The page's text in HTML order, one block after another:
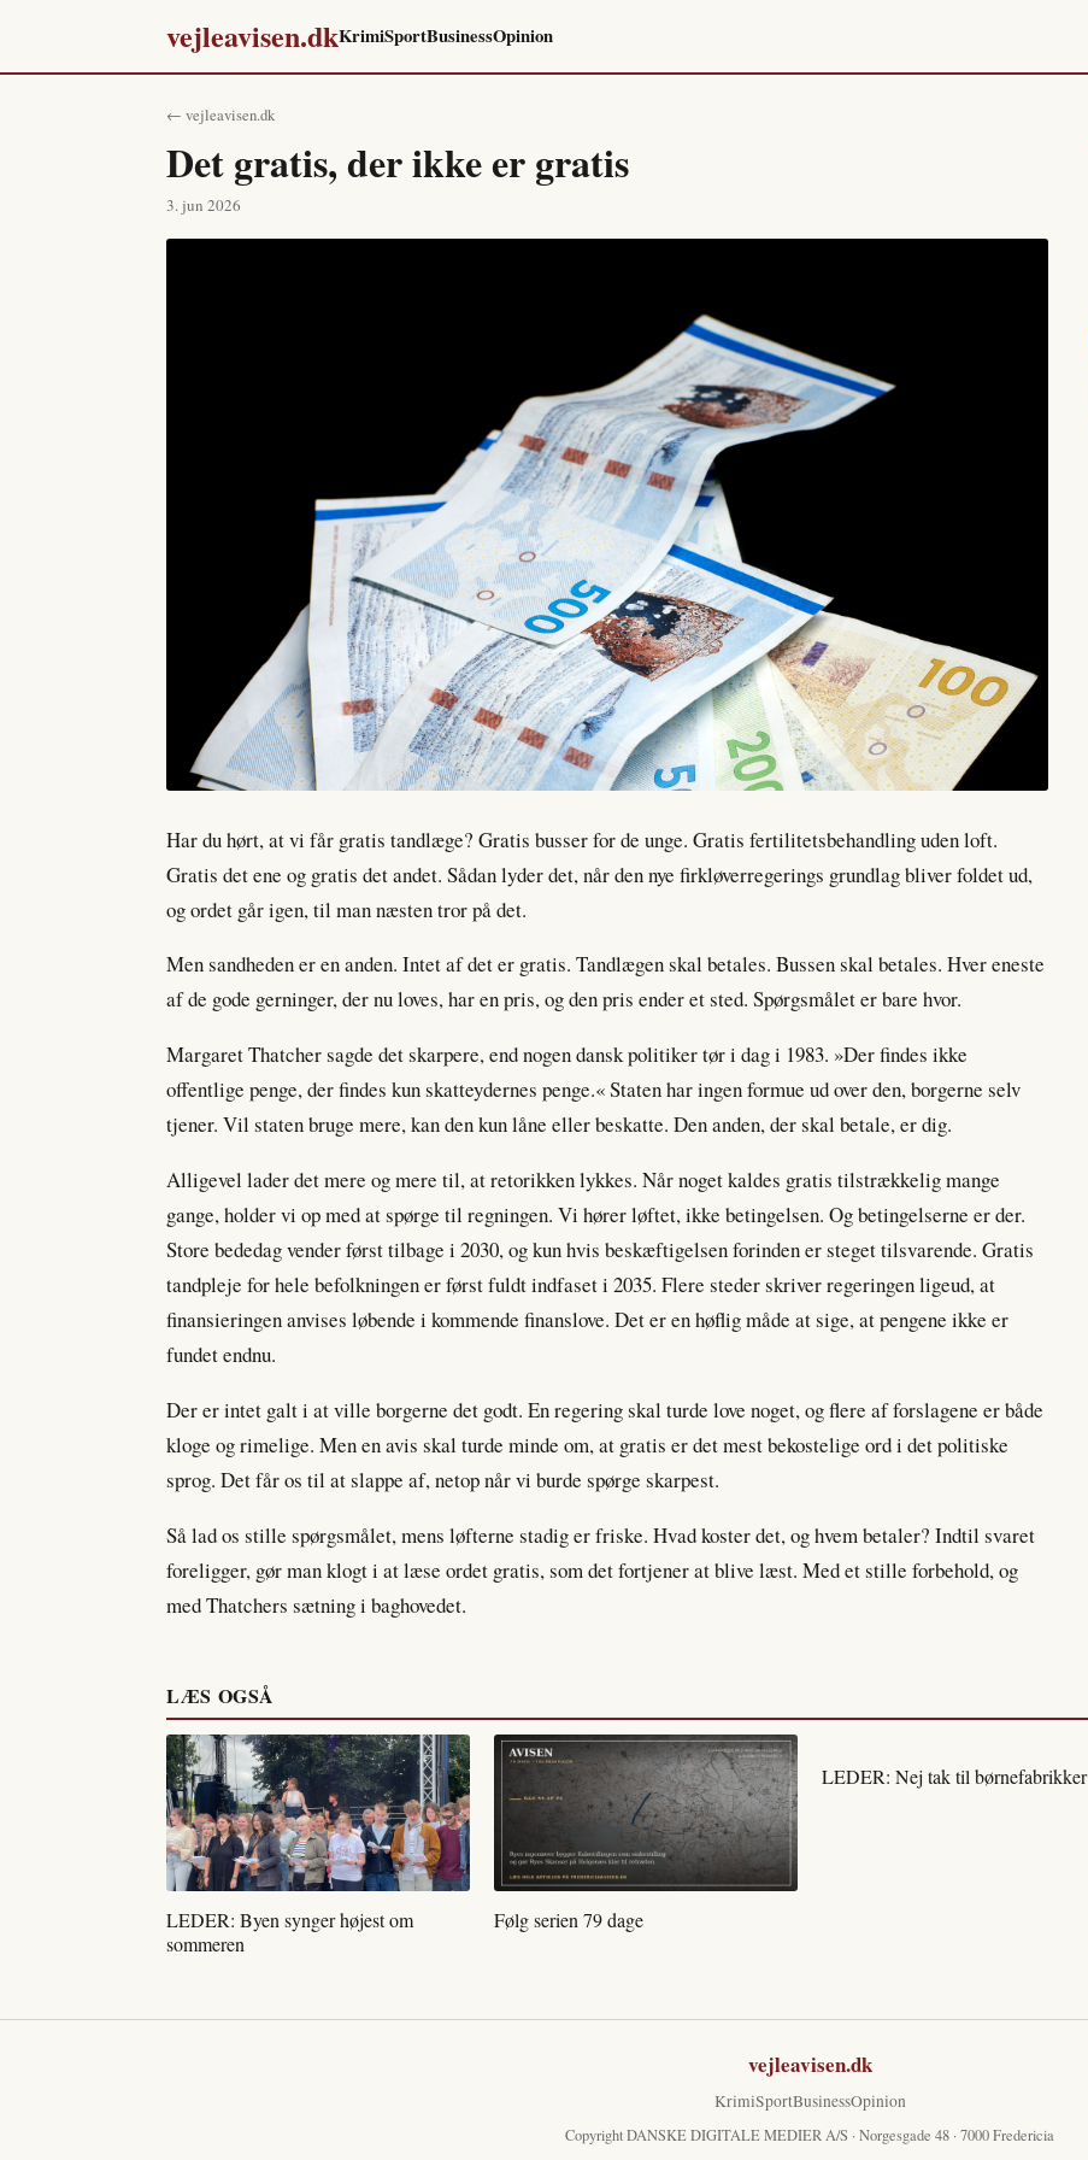
vejleavisen.dkKrimiSportBusinessOpinion
← vejleavisen.dk
Det gratis, der ikke er gratis
3. jun 2026
Har du hørt, at vi får gratis tandlæge? Gratis busser for de unge. Gratis fertilitetsbehandling uden loft.
Gratis det ene og gratis det andet. Sådan lyder det, når den nye firkløverregerings grundlag bliver foldet ud,
og ordet går igen, til man næsten tror på det.
Men sandheden er en anden. Intet af det er gratis. Tandlægen skal betales. Bussen skal betales. Hver eneste
af de gode gerninger, der nu loves, har en pris, og den pris ender et sted. Spørgsmålet er bare hvor.
Margaret Thatcher sagde det skarpere, end nogen dansk politiker tør i dag i 1983. »Der findes ikke
offentlige penge, der findes kun skatteydernes penge.« Staten har ingen formue ud over den, borgerne selv
tjener. Vil staten bruge mere, kan den kun låne eller beskatte. Den anden, der skal betale, er dig.
Alligevel lader det mere og mere til, at retorikken lykkes. Når noget kaldes gratis tilstrækkelig mange
gange, holder vi op med at spørge til regningen. Vi hører løftet, ikke betingelsen. Og betingelserne er der.
Store bededag vender først tilbage i 2030, og kun hvis beskæftigelsen forinden er steget tilsvarende. Gratis
tandpleje for hele befolkningen er først fuldt indfaset i 2035. Flere steder skriver regeringen ligeud, at
finansieringen anvises løbende i kommende finanslove. Det er en høflig måde at sige, at pengene ikke er
fundet endnu.
Der er intet galt i at ville borgerne det godt. En regering skal turde love noget, og flere af forslagene er både
kloge og rimelige. Men en avis skal turde minde om, at gratis er det mest bekostelige ord i det politiske
sprog. Det får os til at slappe af, netop når vi burde spørge skarpest.
Så lad os stille spørgsmålet, mens løfterne stadig er friske. Hvad koster det, og hvem betaler? Indtil svaret
foreligger, gør man klogt i at læse ordet gratis, som det fortjener at blive læst. Med et stille forbehold, og
med Thatchers sætning i baghovedet.
LÆS OGSÅ
LEDER: Byen synger højest om
sommeren
Følg serien 79 dage
LEDER: Nej tak til børnefabrikker
vejleavisen.dk
KrimiSportBusinessOpinion
Copyright DANSKE DIGITALE MEDIER A/S · Norgesgade 48 · 7000 Fredericia